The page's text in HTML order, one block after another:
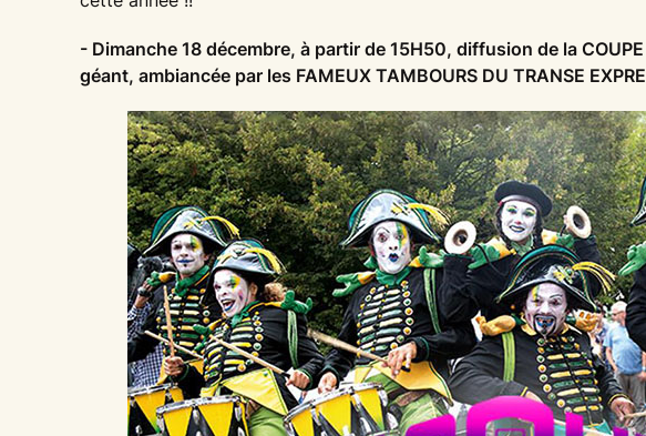
- Dimanche 18 décembre, à partir de 15H50, diffusion de la COUPE
géant, ambiancée par les FAMEUX TAMBOURS DU TRANSE